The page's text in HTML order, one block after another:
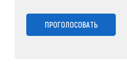
ПРОГОЛОСОВАТЬ